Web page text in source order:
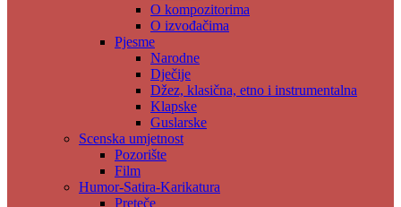
O kompozitorima
O izvođačima
Pjesme
Narodne
Dječije
Džez, klasična, etno i instrumentalna
Klapske
Guslarske
Scenska umjetnost
Pozorište
Film
Humor-Satira-Karikatura
Preteče